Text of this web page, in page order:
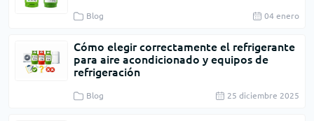
Blog 04 enero
Cómo elegir correctamente el refrigerante
para aire acondicionado y equipos de
refrigeración
Blog 25 diciembre 2025